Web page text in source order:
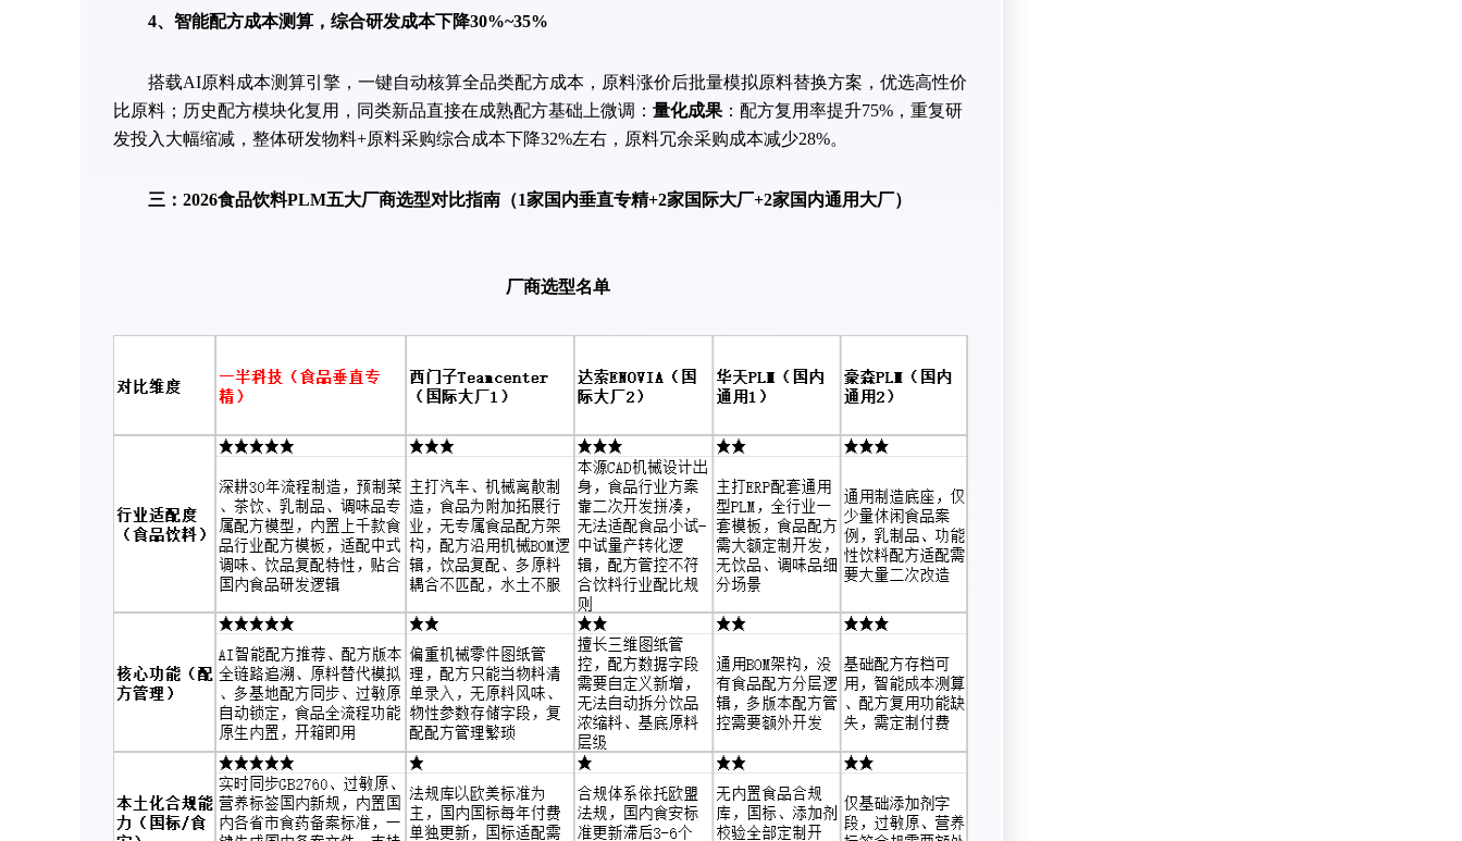
4、智能配方成本测算，综合研发成本下降30%~35%
搭载AI原料成本测算引擎，一键自动核算全品类配方成本，原料涨价后批量模拟原料替换方案，优选高性价
比原料；历史配方模块化复用，同类新品直接在成熟配方基础上微调： 量化成果 ：配方复用率提升75%，重复研
发投入大幅缩减，整体研发物料+原料采购综合成本下降32%左右，原料冗余采购成本减少28%。
三：2026食品饮料PLM五大厂商选型对比指南（1家国内垂直专精+2家国际大厂+2家国内通用大厂）
厂商选型名单